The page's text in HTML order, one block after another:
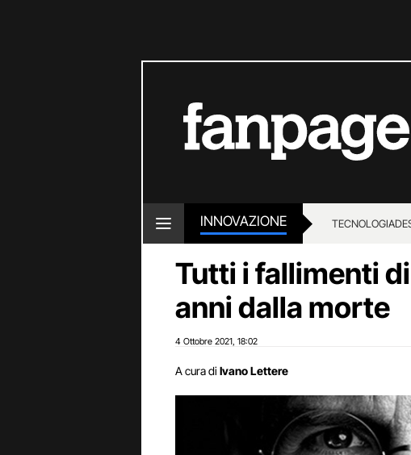
INNOVAZIONE TECNOLOGIA
Tutti i fallimenti
anni dalla morte
4 Ottobre 2021 18:02
A cura di Ivano Lettere